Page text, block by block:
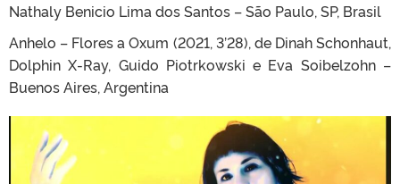
Nathaly Benicio Lima dos Santos – São Paulo, SP, Brasil
Anhelo – Flores a Oxum (2021, 3’28), de Dinah Schonhaut,
Dolphin X-Ray, Guido Piotrkowski e Eva Soibelzohn –
Buenos Aires, Argentina